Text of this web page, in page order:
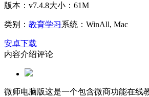
版本：v7.4.8大小：61M
类别： 教育学习系统：WinAll, Mac
安卓下载
内容介绍评论
微师电脑版这是一个包含微商功能在线